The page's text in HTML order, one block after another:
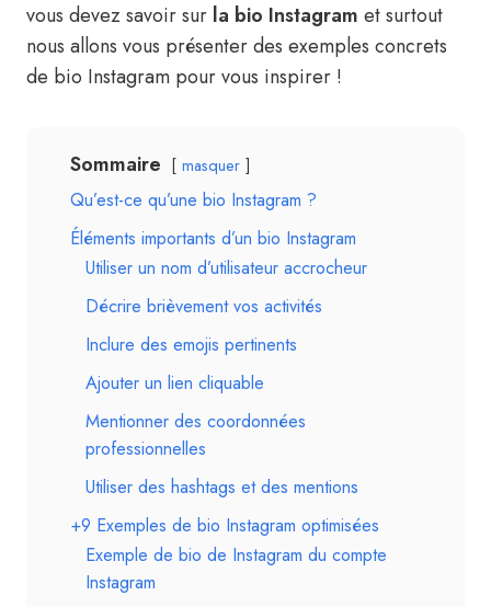
vous devez savoir sur la bio Instagram et surtout
nous allons vous présenter des exemples concrets
de bio Instagram pour vous inspirer !
Sommaire masquer
Qu’est-ce qu’une bio Instagram ?
Éléments importants d’un bio Instagram
Utiliser un nom d’utilisateur accrocheur
Décrire brièvement vos activités
Inclure des emojis pertinents
Ajouter un lien cliquable
Mentionner des coordonnées
professionnelles
Utiliser des hashtags et des mentions
+9 Exemples de bio Instagram optimisées
Exemple de bio de Instagram du compte
Instagram